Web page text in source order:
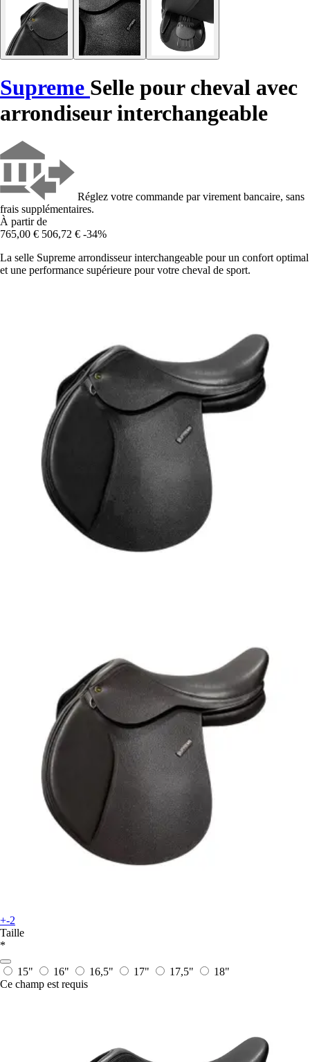
Supreme Selle pour cheval avec
arrondiseur interchangeable
Réglez votre commande par virement bancaire, sans
frais supplémentaires.
À partir de
765,00 € 506,72 € -34%
La selle Supreme arrondisseur interchangeable pour un confort optimal
et une performance supérieure pour votre cheval de sport.
+-2
Taille
*
15" 16" 16,5" 17" 17,5"
18"
Ce champ est requis